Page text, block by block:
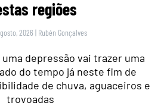
regiões
2026 | Rubén Gonçalves
depressão vai trazer uma
do tempo já neste fim de
de chuva, aguaceiros e
trovoadas